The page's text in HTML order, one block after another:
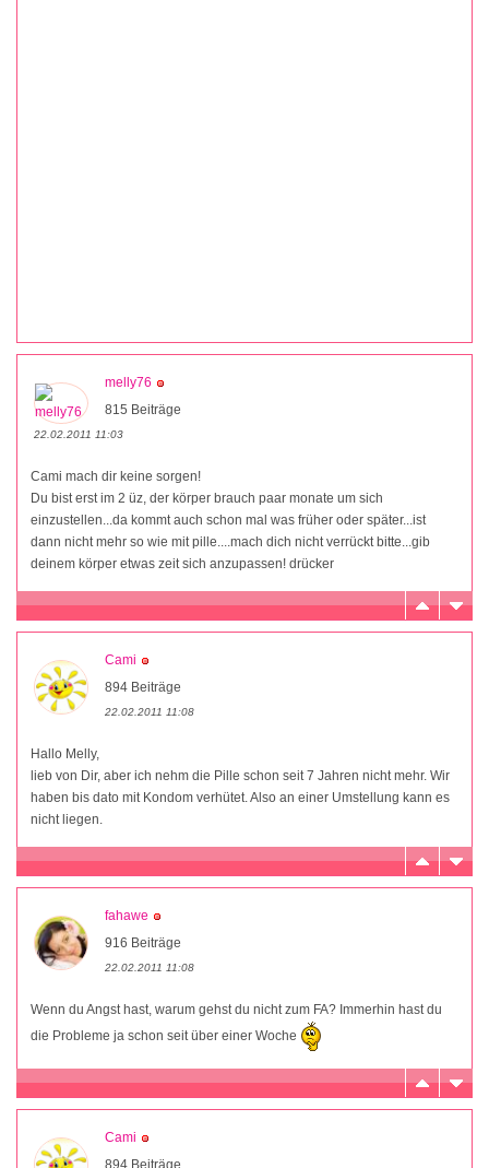
melly76
815 Beiträge
22.02.2011 11:03
Cami mach dir keine sorgen!
Du bist erst im 2 üz, der körper brauch paar monate um sich
einzustellen...da kommt auch schon mal was früher oder später...ist
dann nicht mehr so wie mit pille....mach dich nicht verrückt bitte...gib
deinem körper etwas zeit sich anzupassen! drücker
Cami
894 Beiträge
22.02.2011 11:08
Hallo Melly,
lieb von Dir, aber ich nehm die Pille schon seit 7 Jahren nicht mehr. Wir
haben bis dato mit Kondom verhütet. Also an einer Umstellung kann es
nicht liegen.
fahawe
916 Beiträge
22.02.2011 11:08
Wenn du Angst hast, warum gehst du nicht zum FA? Immerhin hast du
die Probleme ja schon seit über einer Woche
Cami
894 Beiträge